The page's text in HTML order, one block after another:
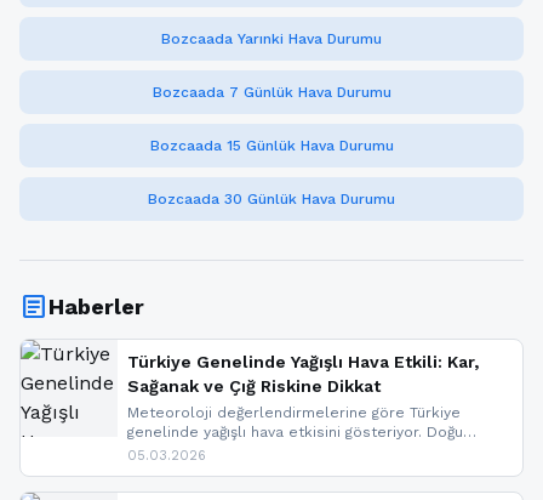
Bozcaada Yarınki Hava Durumu
Bozcaada 7 Günlük Hava Durumu
Bozcaada 15 Günlük Hava Durumu
Bozcaada 30 Günlük Hava Durumu
articleHaberler
Türkiye Genelinde Yağışlı Hava Etkili: Kar,
Sağanak ve Çığ Riskine Dikkat
Meteoroloji değerlendirmelerine göre Türkiye
genelinde yağışlı hava etkisini gösteriyor. Doğu
bölgelerinde kar yağışı beklenirken Marmara ve
ise çığ tehlikesi bulunuyor. İç kesimlerde sis ve pus
05.03.2026